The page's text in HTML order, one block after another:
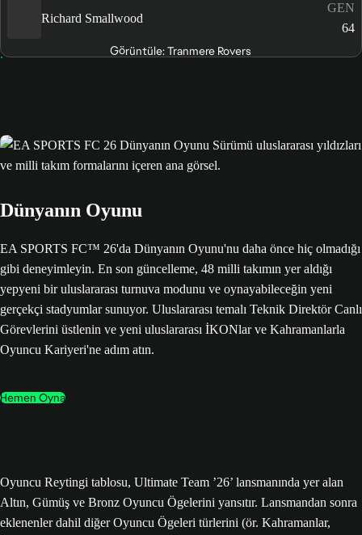
Richard Smallwood
GEN
64
Görüntüle: Tranmere Rovers
Dünyanın Oyunu
EA SPORTS FC™ 26'da Dünyanın Oyunu'nu daha önce hiç olmadığı
gibi deneyimleyin. En son güncelleme, 48 milli takımın yer aldığı
yepyeni bir uluslararası turnuva modunu ve oynayabileceğin yeni
gerçekçi stadyumlar sunuyor. Uluslararası temalı Teknik Direktör Canlı
Görevlerini üstlenin ve yeni uluslararası İKONlar ve Kahramanlarla
Oyuncu Kariyeri'ne adım atın.
Hemen Oyna
Oyuncu Reytingi tablosu, Ultimate Team ’26’ lansmanında yer alan
Altın, Gümüş ve Bronz Oyuncu Ögelerini yansıtır. Lansmandan sonra
eklenenler dahil diğer Oyuncu Ögeleri türlerini (ör. Kahramanlar,